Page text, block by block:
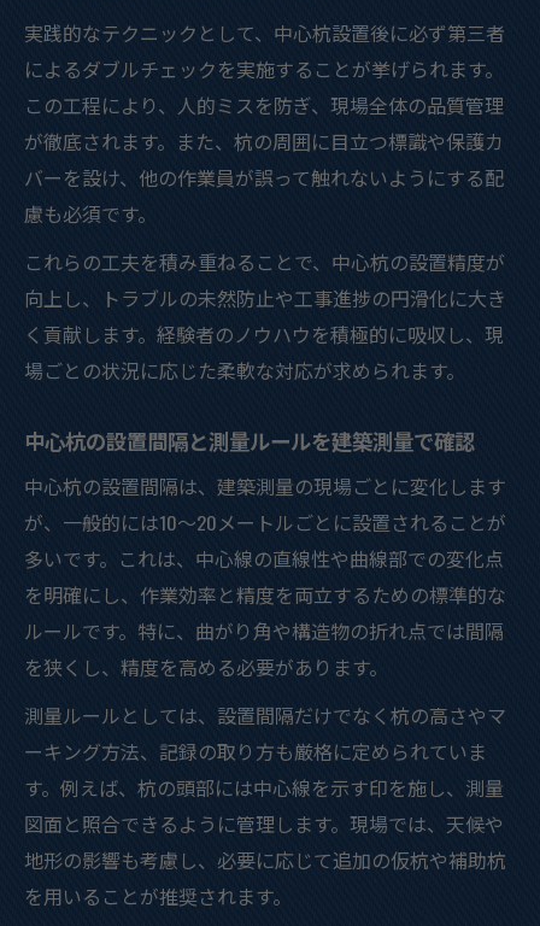
実践的なテクニックとして、中心杭設置後に必ず第三者
によるダブルチェックを実施することが挙げられます。
この工程により、人的ミスを防ぎ、現場全体の品質管理
が徹底されます。また、杭の周囲に目立つ標識や保護カ
バーを設け、他の作業員が誤って触れないようにする配
慮も必須です。
これらの工夫を積み重ねることで、中心杭の設置精度が
向上し、トラブルの未然防止や工事進捗の円滑化に大き
く貢献します。経験者のノウハウを積極的に吸収し、現
場ごとの状況に応じた柔軟な対応が求められます。
中心杭の設置間隔と測量ルールを建築測量で確認
中心杭の設置間隔は、建築測量の現場ごとに変化します
が、一般的には10～20メートルごとに設置されることが
多いです。これは、中心線の直線性や曲線部での変化点
を明確にし、作業効率と精度を両立するための標準的な
ルールです。特に、曲がり角や構造物の折れ点では間隔
を狭くし、精度を高める必要があります。
測量ルールとしては、設置間隔だけでなく杭の高さやマ
ーキング方法、記録の取り方も厳格に定められていま
す。例えば、杭の頭部には中心線を示す印を施し、測量
図面と照合できるように管理します。現場では、天候や
地形の影響も考慮し、必要に応じて追加の仮杭や補助杭
を用いることが推奨されます。